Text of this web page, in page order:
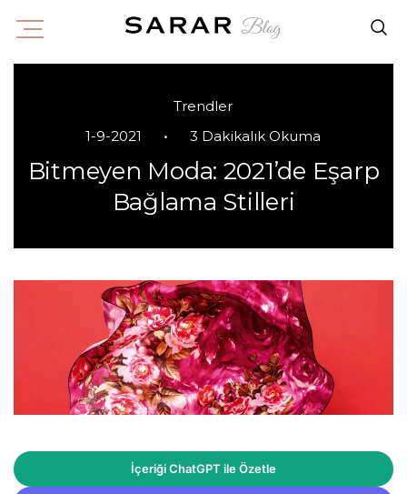
Trendler
1-9-2021
• 3 Dakikalık Okuma
Bitmeyen Moda: 2021’de Eşarp
Bağlama Stilleri
İçeriği ChatGPT ile Özetle